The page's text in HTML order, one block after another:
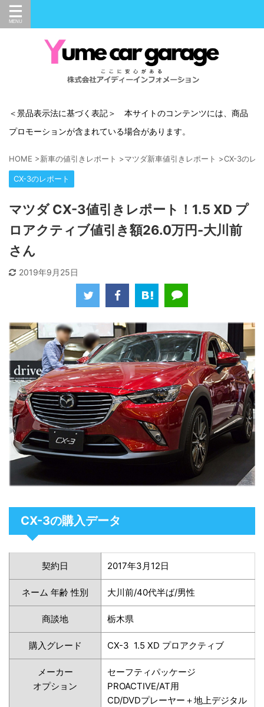
＜景品表示法に基づく表記＞ 本サイトのコンテンツには、商品
プロモーションが含まれている場合があります。
HOME >新車の値引きレポート >マツダ新車値引きレポート >CX-3のレ
CX-3のレポート
マツダ CX-3値引きレポート！1.5 XD プ
ロアクティブ値引き額26.0万円-大川前
さん
2019年9月25日
CX-3の購入データ
契約日 2017年3月12日
ネーム 年齢 性別 大川前/40代半ば/男性
商談地 栃木県
購入グレード CX-3 1.5 XD プロアクティブ
メーカー
オプション
セーフティパッケージ
PROACTIVE/AT用
CD/DVDプレーヤー＋地上デジタル